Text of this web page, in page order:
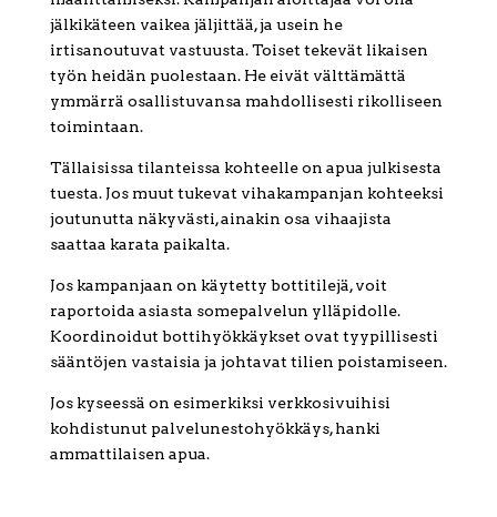
jälkikäteen vaikea jäljittää, ja usein he
irtisanoutuvat vastuusta. Toiset tekevät likaisen
työn heidän puolestaan. He eivät välttämättä
ymmärrä osallistuvansa mahdollisesti rikolliseen
toimintaan.
Tällaisissa tilanteissa kohteelle on apua julkisesta
tuesta. Jos muut tukevat vihakampanjan kohteeksi
joutunutta näkyvästi, ainakin osa vihaajista
saattaa karata paikalta.
Jos kampanjaan on käytetty bottitilejä, voit
raportoida asiasta somepalvelun ylläpidolle.
Koordinoidut bottihyökkäykset ovat tyypillisesti
sääntöjen vastaisia ja johtavat tilien poistamiseen.
Jos kyseessä on esimerkiksi verkkosivuihisi
kohdistunut palvelunestohyökkäys, hanki
ammattilaisen apua.